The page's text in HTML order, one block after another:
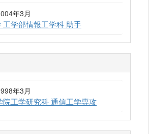
年3月
工学部情報工学科 助手
年3月
院工学研究科 通信工学専攻